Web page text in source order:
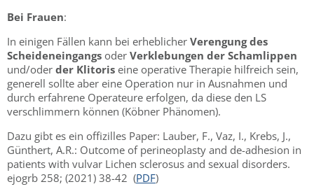
Bei Frauen:
In einigen Fällen kann bei erheblicher Verengung des
Scheideneingangs oder Verklebungen der Schamlippen
und/oder der Klitoris eine operative Therapie hilfreich sein,
generell sollte aber eine Operation nur in Ausnahmen und
durch erfahrene Operateure erfolgen, da diese den LS
verschlimmern können (Köbner Phänomen).
Dazu gibt es ein offizilles Paper: Lauber, F., Vaz, I., Krebs, J.,
Günthert, A.R.: Outcome of perineoplasty and de-adhesion in
patients with vulvar Lichen sclerosus and sexual disorders.
ejogrb 258; (2021) 38-42 (PDF)